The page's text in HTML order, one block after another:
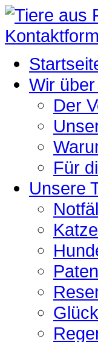
Wir
Der
Für
Unsere